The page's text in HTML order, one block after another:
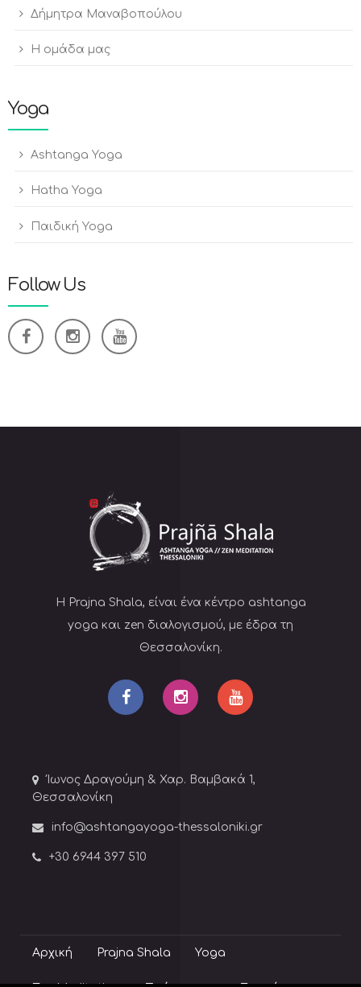
Δήμητρα Μαναβοπούλου
Η ομάδα μας
Yoga
Ashtanga Yoga
Hatha Yoga
Παιδική Yoga
Follow Us
Η Prajna Shala, είναι ένα κέντρο ashtanga
yoga και zen διαλογισμού, με έδρα τη
Θεσσαλονίκη.
Ίωνος Δραγούμη & Χαρ. Βαμβακά 1,
Θεσσαλονίκη
info@ashtangayoga-thessaloniki.gr
+30 6944 397 510
Αρχική Prajna Shala Yoga